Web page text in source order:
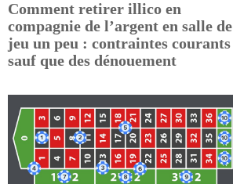
Comment retirer illico en
compagnie de l’argent en salle de
jeu un peu : contraintes courants
sauf que des dénouement